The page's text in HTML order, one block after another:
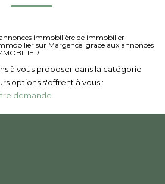
Sommes-Nous
Équipe
Rejoindre
immobilière de immobilier
sur Margencel grâce aux annonces
à vous proposer dans la catégorie
options s'offrent à vous :
demande